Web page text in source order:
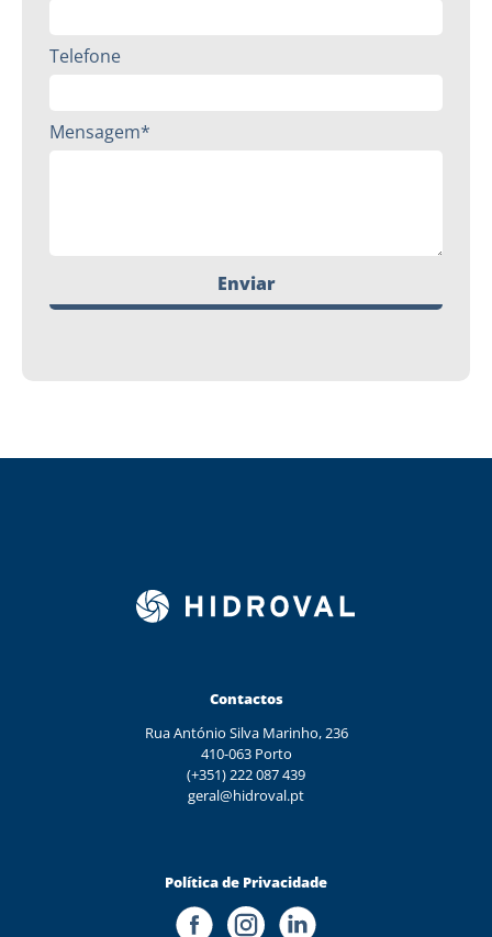
Telefone
Mensagem*
Enviar
Contactos
Rua António Silva Marinho, 236
410-063 Porto
(+351) 222 087 439
geral@hidroval.pt
Política de Privacidade